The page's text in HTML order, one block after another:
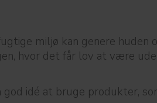
miljø kan genere huden
hvor det får lov at være
idé at bruge produkter,